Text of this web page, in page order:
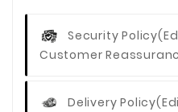
Security Policy
Customer
Delivery Policy